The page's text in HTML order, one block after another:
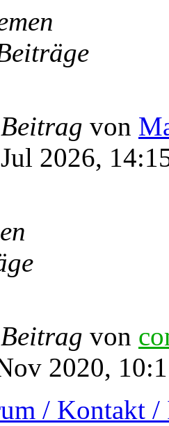
von
2026,
von
2020,
/ Kontakt /